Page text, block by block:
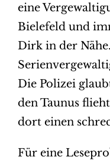
eine
Bielefeld und
Dirk in der
Die Polizei
den Taunus
dort einen
Für eine